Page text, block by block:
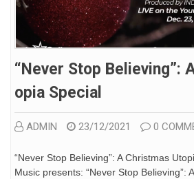
“Never Stop Believing”:
Opia Special
ADMIN 23/12/2021 0
“Never Stop Believing”: A Christmas
Music presents: “Never Stop Believing”: